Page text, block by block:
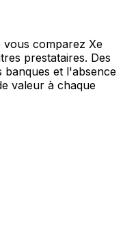
vous comparez Xe
prestataires. Des
banques et l'absence
valeur à chaque